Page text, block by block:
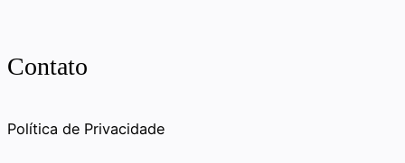
Contato
Política de Privacidade